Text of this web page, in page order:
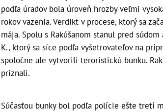
podľa úradov bola úroveň hrozby veľmi
rokov väzenia. Verdikt v procese, ktorý sa
mája. Spolu s Rakúšanom stanul pred
K., ktorý sa síce podľa vyšetrovateľov na
spoločne ale vytvorili teroristickú bunku.
priznali.
Súčasťou bunky bol podľa polície ešte tretí